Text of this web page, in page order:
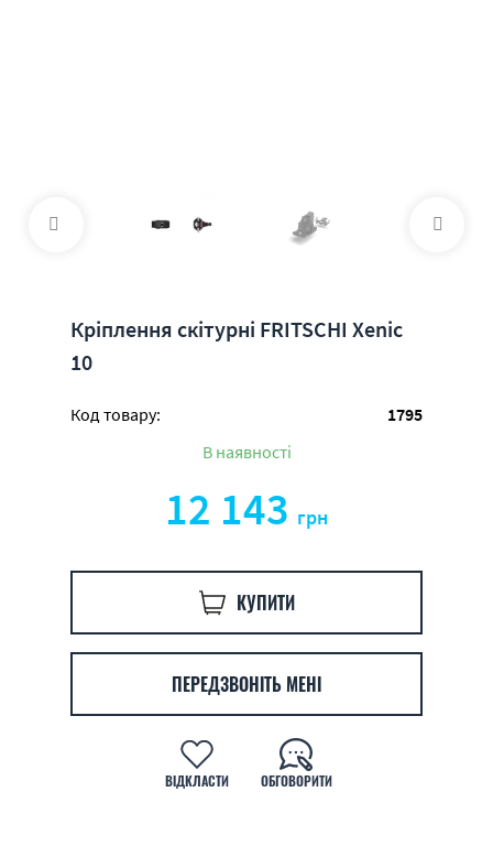
Кріплення скітурні FRITSCHI Xenic
10
Код товару:
1795
В наявності
12 143 грн
КУПИТИ
ПЕРЕДЗВОНІТЬ МЕНІ
ВІДКЛАСТИ ОБГОВОРИТИ